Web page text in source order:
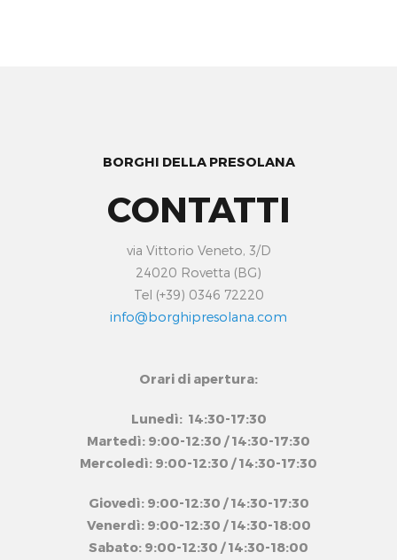
BORGHI DELLA PRESOLANA
CONTATTI
via Vittorio Veneto, 3/D
24020 Rovetta (BG)
Tel (+39) 0346 72220
info@borghipresolana.com
Orari di apertura:
Lunedì: 14:30-17:30
Martedì: 9:00-12:30 / 14:30-17:30
Mercoledì: 9:00-12:30 / 14:30-17:30
Giovedì: 9:00-12:30 / 14:30-17:30
Venerdì: 9:00-12:30 / 14:30-18:00
Sabato: 9:00-12:30 / 14:30-18:00